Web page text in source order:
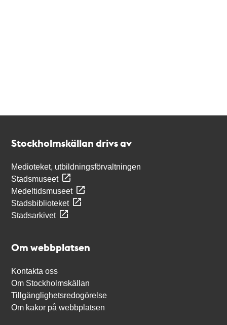
Stockholmskällan drivs av
Medioteket, utbildningsförvaltningen
Stadsmuseet
Medeltidsmuseet
Stadsbiblioteket
Stadsarkivet
Om webbplatsen
Kontakta oss
Om Stockholmskällan
Tillgänglighetsredogörelse
Om kakor på webbplatsen